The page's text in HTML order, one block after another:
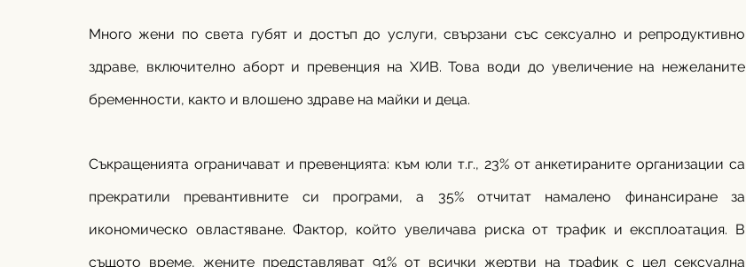
Много жени по света губят и достъп до услуги, свързани със сексуално и репродуктивно
здраве, включително аборт и превенция на ХИВ. Това води до увеличение на нежеланите
бременности, както и влошено здраве на майки и деца.
Съкращенията ограничават и превенцията: към юли т.г., 23% от анкетираните организации са
прекратили превантивните си програми, а 35% отчитат намалено финансиране за
икономическо овластяване. Фактор, който увеличава риска от трафик и експлоатация. В
същото време, жените представляват 91% от всички жертви на трафик с цел сексуална